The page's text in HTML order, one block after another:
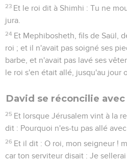
23 Et le roi dit à Shimhi : Tu ne
jura.
24 Et Mephibosheth, fils de Saül,
roi ; et il n'avait pas soigné ses
barbe, et n'avait pas lavé ses
le roi s'en était allé, jusqu'au jour
David se réconcilie avec
25 Et lorsque Jérusalem vint à la
dit : Pourquoi n'es-tu pas allé
26 Et il dit : O roi, mon seigneur !
car ton serviteur disait : Je